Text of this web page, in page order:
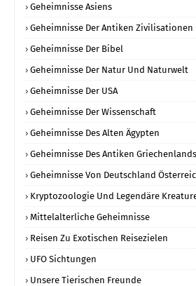
Geheimnisse Asiens
Geheimnisse Der Antiken Zivilisationen
Geheimnisse Der Bibel
Geheimnisse Der Natur Und Naturwelt
Geheimnisse Der USA
Geheimnisse Der Wissenschaft
Geheimnisse Des Alten Ägypten
Geheimnisse Des Antiken
Geheimnisse Von Deutschland
Kryptozoologie Und Legendäre
Mittelalterliche Geheimnisse
Reisen Zu Exotischen Reisezielen
UFO Sichtungen
Unsere Tierischen Freunde